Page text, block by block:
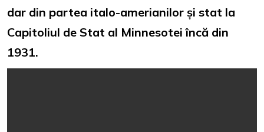
dar din partea italo-amerianilor și stat la
Capitoliul de Stat al Minnesotei încă din
1931.